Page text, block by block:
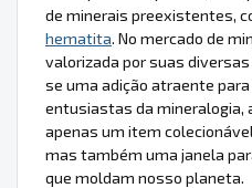
de minerais preexistentes,
hematita. No mercado de
valorizada por suas
se uma adição atraente
entusiastas da mineralogia,
apenas um item
mas também uma janela
que moldam nosso planeta.